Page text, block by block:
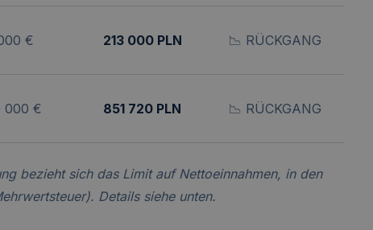
€ 213 000 PLN 📉 RÜCKGANG
000 € 851 720 PLN 📉 RÜCKGANG
bezieht sich das Limit auf Nettoeinnahmen, in den
Details siehe unten.